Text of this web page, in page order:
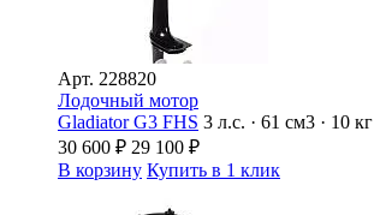
Арт. 228820
Лодочный мотор
Gladiator G3 FHS 3 л.с. · 61 см3 · 10 кг
30 600 ₽ 29 100 ₽
В корзину Купить в 1 клик